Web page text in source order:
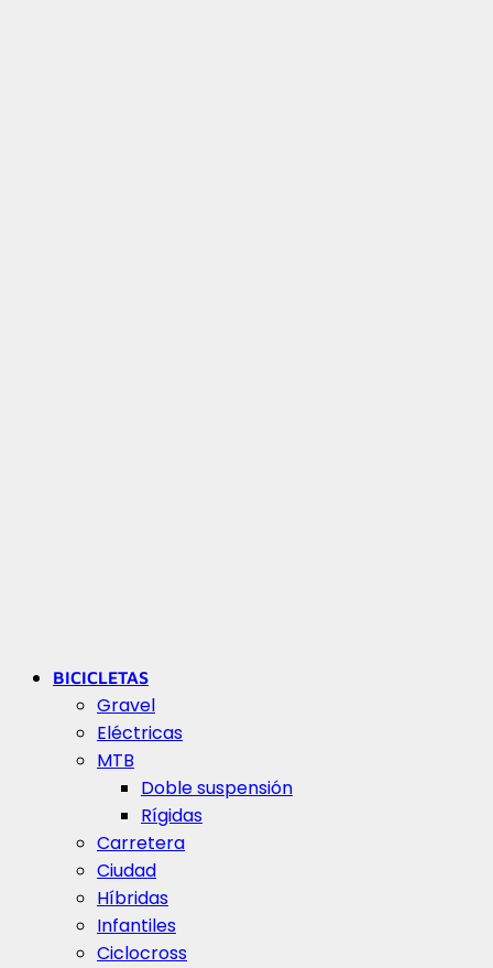
BICICLETAS
Gravel
Eléctricas
MTB
Doble suspensión
Rígidas
Carretera
Ciudad
Híbridas
Infantiles
Ciclocross